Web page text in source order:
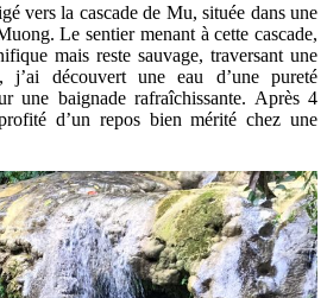
vers la cascade de Mu, située dans une
Le sentier menant à cette cascade,
mais reste sauvage, traversant une
j’ai découvert une eau d’une pureté
une baignade rafraîchissante. Après 4
d’un repos bien mérité chez une